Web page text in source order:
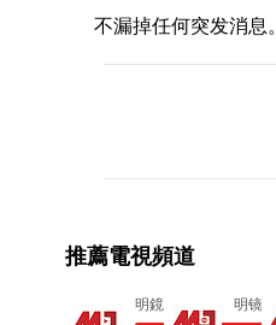
不漏掉任何突发消息。
n
t
推薦電視頻道